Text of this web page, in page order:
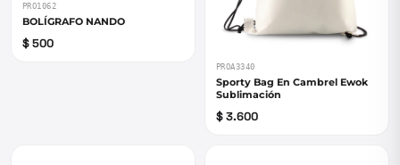
PRO1062
BOLÍGRAFO NANDO
$ 500
PROA3340
Sporty Bag En Cambrel Ewok
Sublimación
$ 3.600